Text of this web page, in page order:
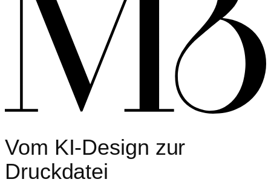
Vom KI-Design zur
Druckdatei